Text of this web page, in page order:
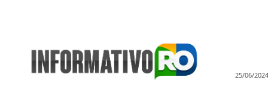
25/06/2024